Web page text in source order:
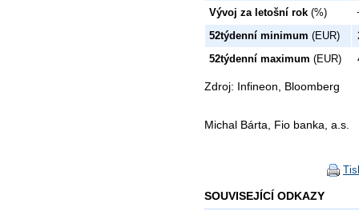
Vývoj za letošní rok (%)
52týdenní minimum (EUR)
52týdenní maximum (EUR)
Zdroj: Infineon, Bloomberg
Michal Bárta, Fio banka, a.s.
SOUVISEJÍCÍ ODKAZY